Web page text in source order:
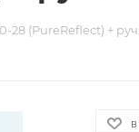
28 (PureReflect) +